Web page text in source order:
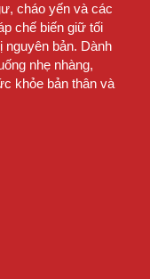
cháo yến và các
chế biến giữ tối
bản. Dành
nhẹ nhàng,
khỏe bản thân và